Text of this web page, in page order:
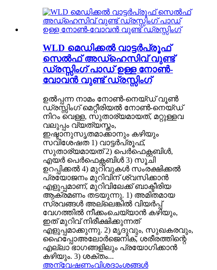
WLD മെഡിക്കൽ വാട്ടർപ്രൂഫ്
സെൽഫ് അഡ്ഹെസിവ് വുണ്ട്
ഡ്രസ്സിംഗ് പാഡ് ഉള്ള നോൺ-
വോവൻ വുണ്ട് ഡ്രസ്സിംഗ്
ഉൽപ്പന്ന നാമം നോൺ-നെയ്‌ഡ് വൂൺ
ഡ്രസ്സിംഗ് മെറ്റീരിയൽ നോൺ-നെയ്‌ഡ്
നിറം വെള്ള, സുതാര്യമായത്, മറ്റുള്ളവ
വലുപ്പം വ്യത്യസ്തം,
ഇഷ്ടാനുസൃതമാക്കാനും കഴിയും
സവിശേഷത 1) വാട്ടർപ്രൂഫ്,
സുതാര്യമായത് 2) പെർഫെക്റ്റബിൾ,
എയർ പെർഫെക്റ്റബിൾ 3) സൂചി
ഉറപ്പിക്കൽ 4) മുറിവുകൾ സംരക്ഷിക്കൽ
പ്രയോജനം മുറിവിന് ശ്വസിക്കാൻ
എളുപ്പമാണ്, മുറിവിലേക്ക് ബാക്ടീരിയ
ആക്രമണം തടയുന്നു. 1) അമിതമായ
സ്രവങ്ങൾ അല്ലെങ്കിൽ വിയർപ്പ്
വേഗത്തിൽ നീക്കംചെയ്യാൻ കഴിയും,
ഇത് മുറിവ് നിരീക്ഷിക്കുന്നത്
എളുപ്പമാക്കുന്നു. 2) മൃദുവും, സുഖകരവും,
ഹൈപ്പോഅലോർജെനിക്, ശരീരത്തിന്റെ
എല്ലാ ഭാഗങ്ങളിലും പ്രയോഗിക്കാൻ
കഴിയും. 3) ശക്തം...
അന്വേഷണംവിശദാംശങ്ങൾ